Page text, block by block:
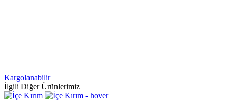
Kargolanabilir
İlgili Diğer Ürünlerimiz